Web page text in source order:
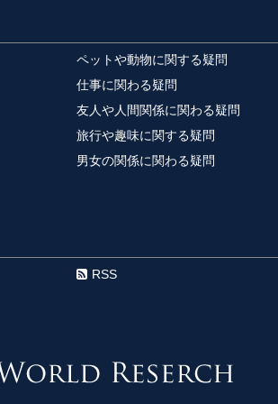
ります。 自分では見え
手紙で友達を感
手紙を贈るなら、ぜ
団地のお風呂で
団地のお風呂に収納
ペットや動物に関する疑問
仕事に関わる疑問
友人や人間関係に関わる疑問
旅行や趣味に関する疑問
男女の関係に関わる疑問
RSS